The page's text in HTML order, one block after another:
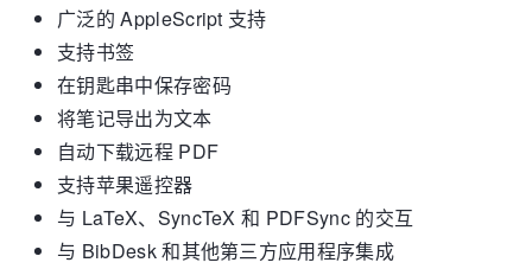
广泛的 AppleScript 支持
支持书签
在钥匙串中保存密码
将笔记导出为文本
自动下载远程 PDF
支持苹果遥控器
与 LaTeX、SyncTeX 和 PDFSync 的交互
与 BibDesk 和其他第三方应用程序集成